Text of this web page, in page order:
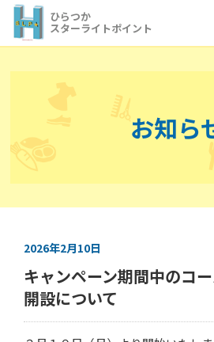
テ
ひらつか
スターライトポイント
お知ら
2026年2月10日
キャンペーン期間中のコ
開設について